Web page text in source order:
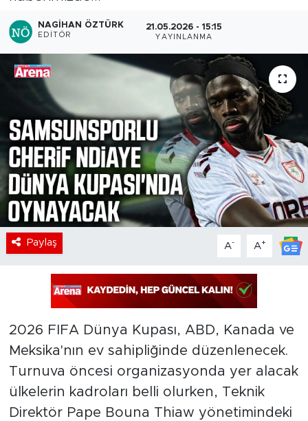
NAGIHAN ÖZTÜRK
EDITÖR
21.05.2026 - 15:15
YAYINLANMA
Paylaş A- A+
2026 FIFA Dünya Kupası, ABD, Kanada ve
Meksika'nın ev sahipliğinde düzenlenecek.
Turnuva öncesi organizasyonda yer alacak
ülkelerin kadroları belli olurken, Teknik
Direktör Pape Bouna Thiaw yönetimindeki